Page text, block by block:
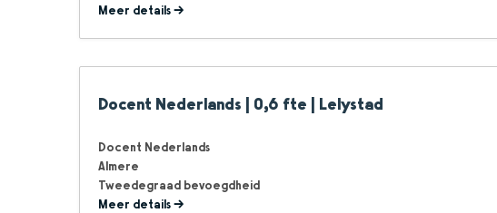
Meer details
Docent Nederlands | 0,6 fte | Lelystad
Docent Nederlands
Almere
Tweedegraad bevoegdheid
Meer details